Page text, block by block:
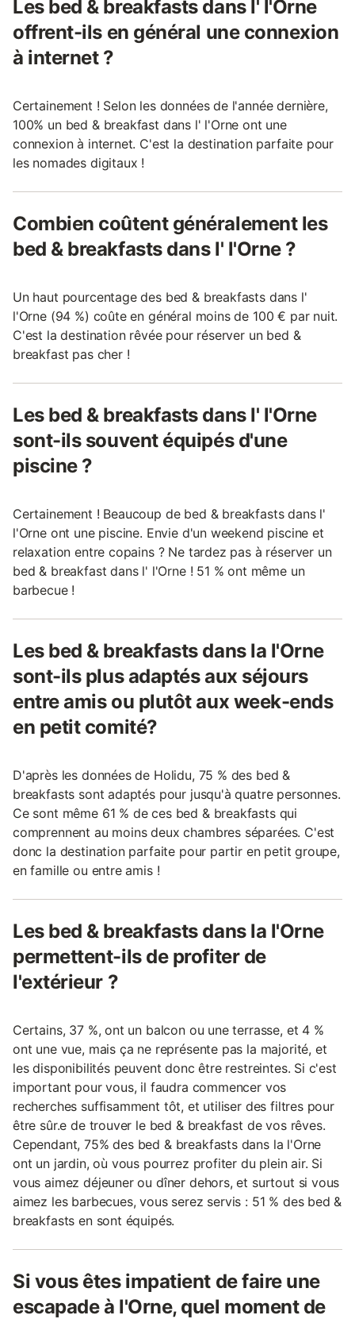
Les bed & breakfasts dans l' l'Orne
offrent-ils en général une connexion
à internet ?
Certainement ! Selon les données de l'année dernière,
100% un bed & breakfast dans l' l'Orne ont une
connexion à internet. C'est la destination parfaite pour
les nomades digitaux !
Combien coûtent généralement les
bed & breakfasts dans l' l'Orne ?
Un haut pourcentage des bed & breakfasts dans l'
l'Orne (94 %) coûte en général moins de 100 € par nuit.
C'est la destination rêvée pour réserver un bed &
breakfast pas cher !
Les bed & breakfasts dans l' l'Orne
sont-ils souvent équipés d'une
piscine ?
Certainement ! Beaucoup de bed & breakfasts dans l'
l'Orne ont une piscine. Envie d'un weekend piscine et
relaxation entre copains ? Ne tardez pas à réserver un
bed & breakfast dans l' l'Orne ! 51 % ont même un
barbecue !
Les bed & breakfasts dans la l'Orne
sont-ils plus adaptés aux séjours
entre amis ou plutôt aux week-ends
en petit comité?
D'après les données de Holidu, 75 % des bed &
breakfasts sont adaptés pour jusqu'à quatre personnes.
Ce sont même 61 % de ces bed & breakfasts qui
comprennent au moins deux chambres séparées. C'est
donc la destination parfaite pour partir en petit groupe,
en famille ou entre amis !
Les bed & breakfasts dans la l'Orne
permettent-ils de profiter de
l'extérieur ?
Certains, 37 %, ont un balcon ou une terrasse, et 4 %
ont une vue, mais ça ne représente pas la majorité, et
les disponibilités peuvent donc être restreintes. Si c'est
important pour vous, il faudra commencer vos
recherches suffisamment tôt, et utiliser des filtres pour
être sûr.e de trouver le bed & breakfast de vos rêves.
Cependant, 75% des bed & breakfasts dans la l'Orne
ont un jardin, où vous pourrez profiter du plein air. Si
vous aimez déjeuner ou dîner dehors, et surtout si vous
aimez les barbecues, vous serez servis : 51 % des bed &
breakfasts en sont équipés.
Si vous êtes impatient de faire une
escapade à l'Orne, quel moment de